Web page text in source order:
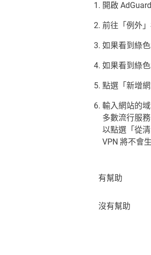
開啟
前往「例外
如果看到綠
如果看到綠
點選「新增網
輸入網站的
多數流行服
以點選「從
VPN 將不會
有幫助
沒有幫助